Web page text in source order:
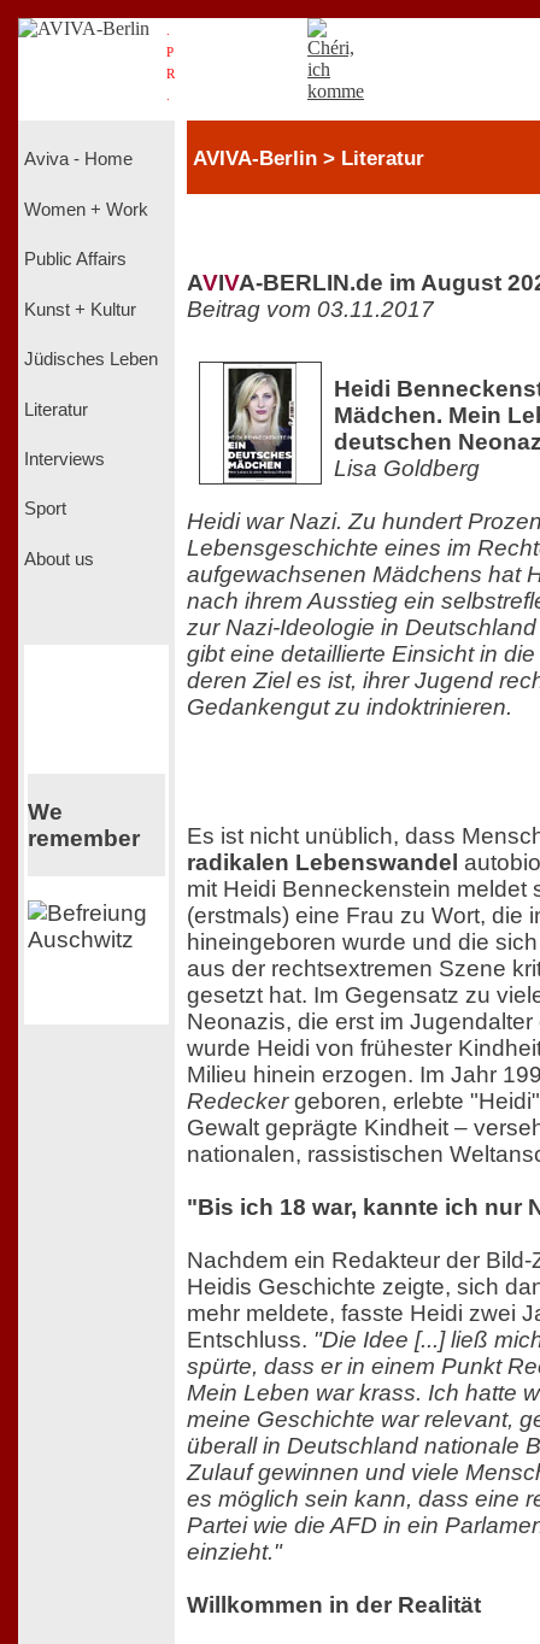
P
R
Aviva - Home
Women + Work
Public Affairs
Kunst + Kultur
Jüdisches Leben
Literatur
Interviews
Sport
About us
We
remember
AVIVA-Berlin > Literatur
AVIVA-BERLIN.de im August
Beitrag vom 03.11.2017
Heidi
Mädchen. Mein
deutschen
Lisa Goldberg
Heidi war Nazi. Zu hundert
Lebensgeschichte eines im
aufgewachsenen Mädchens hat
nach ihrem Ausstieg ein
zur Nazi-Ideologie in
gibt eine detaillierte Einsicht in
deren Ziel es ist, ihrer Jugend
Gedankengut zu indoktrinieren.
Es ist nicht unüblich, dass
radikalen Lebenswandel
mit Heidi Benneckenstein meldet
(erstmals) eine Frau zu Wort, die
hineingeboren wurde und die
aus der rechtsextremen Szene
gesetzt hat. Im Gegensatz zu
Neonazis, die erst im
wurde Heidi von frühester
Milieu hinein erzogen. Im Jahr
Redeckergeboren, erlebte
Gewalt geprägte Kindheit –
nationalen, rassistischen
"Bis ich 18 war, kannte ich nur
Nachdem ein Redakteur der
Heidis Geschichte zeigte, sich
mehr meldete, fasste Heidi zwei
Entschluss. "Die Idee [...] ließ
spürte, dass er in einem Punkt
Mein Leben war krass. Ich hatte
meine Geschichte war relevant,
überall in Deutschland nationale
Zulauf gewinnen und viele
es möglich sein kann, dass eine
Partei wie die AFD in ein
einzieht."
Willkommen in der Realität